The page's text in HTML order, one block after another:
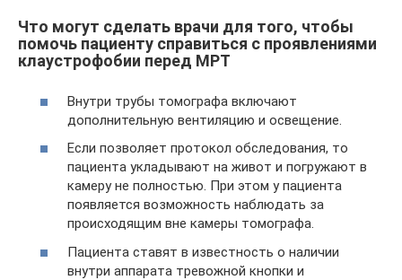
Что могут сделать врачи для того, чтобы
помочь пациенту справиться с проявлениями
клаустрофобии перед МРТ
Внутри трубы томографа включают
дополнительную вентиляцию и освещение.
Если позволяет протокол обследования, то
пациента укладывают на живот и погружают в
камеру не полностью. При этом у пациента
появляется возможность наблюдать за
происходящим вне камеры томографа.
Пациента ставят в известность о наличии
внутри аппарата тревожной кнопки и